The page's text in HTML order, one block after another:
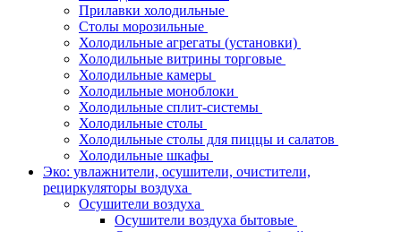
Прилавки холодильные
Столы морозильные
Холодильные агрегаты (установки)
Холодильные витрины торговые
Холодильные камеры
Холодильные моноблоки
Холодильные сплит-системы
Холодильные столы
Холодильные столы для пиццы и салатов
Холодильные шкафы
Эко: увлажнители, осушители, очистители,
рециркуляторы воздуха
Осушители воздуха
Осушители воздуха бытовые